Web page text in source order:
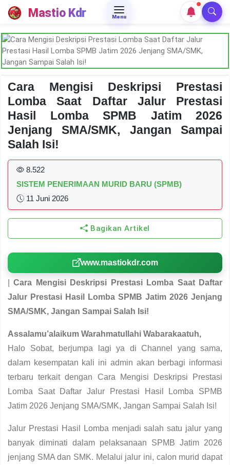
Mastio Kdr Menu
Cara Mengisi Deskripsi Prestasi
Lomba Saat Daftar Jalur Prestasi
Hasil Lomba SPMB Jatim 2026
Jenjang SMA/SMK, Jangan Sampai
Salah Isi!
8.522
SISTEM PENERIMAAN MURID BARU (SPMB)
11 Juni 2026
Bagikan Artikel
www.mastiokdr.com
|Cara Mengisi Deskripsi Prestasi Lomba Saat Daftar
Jalur Prestasi Hasil Lomba SPMB Jatim 2026 Jenjang
SMA/SMK, Jangan Sampai Salah Isi!
Assalamu’alaikum Warahmatullahi Wabarakaatuh,
Halo Sobat, berjumpa lagi ya di Channel yang sama,
dalam kesempatan kali ini admin akan berbagi informasi
terbaru terkait dengan Cara Mengisi Deskripsi Prestasi
Lomba Saat Daftar Jalur Prestasi Hasil Lomba SPMB
Jatim 2026 Jenjang SMA/SMK, Jangan Sampai Salah Isi!
Jalur Prestasi Hasil Lomba menjadi salah satu jalur yang
banyak diminati dalam pelaksanaan SPMB Jatim 2026
jenjang SMA dan SMK. Melalui jalur ini, calon murid dapat